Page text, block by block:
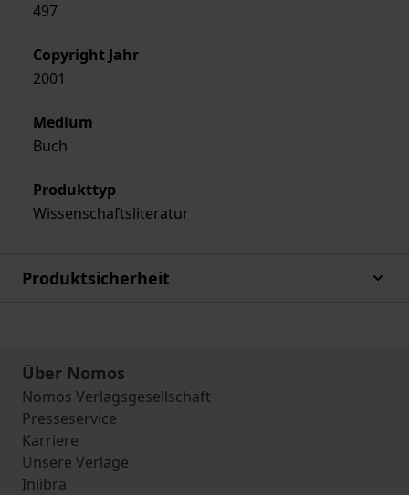
497
Copyright Jahr
2001
Medium
Buch
Produkttyp
Wissenschaftsliteratur
Produktsicherheit
Über Nomos
Nomos Verlagsgesellschaft
Presseservice
Karriere
Unsere Verlage
Inlibra